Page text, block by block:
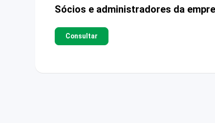
Sócios e administradores da
Consultar